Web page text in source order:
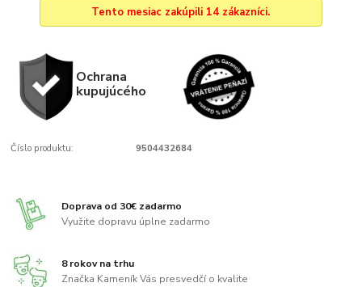
Tento mesiac zakúpili 14 zákazníci.
Ochrana
kupujúcého
Číslo produktu: 9504432684
Doprava od 30€ zadarmo
Využite dopravu úplne zadarmo
8 rokov na trhu
Značka Kameník Vás presvedčí o kvalite